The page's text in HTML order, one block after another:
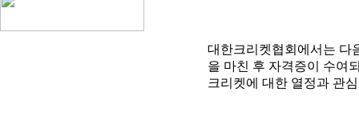
대한크리켓협회에서는 다
을 마친 후 자격증이 수여
크리켓에 대한 열정과 관